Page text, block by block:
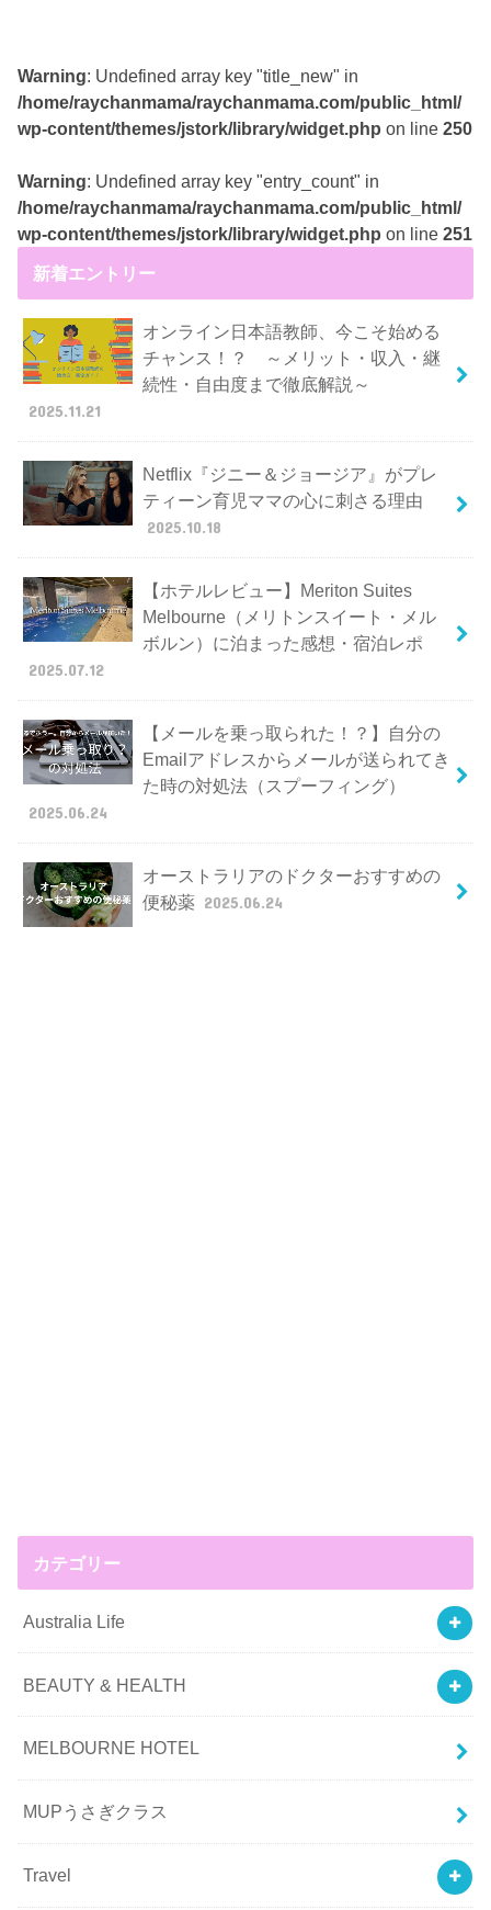
Warning: Undefined array key "title_new" in
/home/raychanmama/raychanmama.com/public_html/
wp-content/themes/jstork/library/widget.php on line250
Warning: Undefined array key "entry_count" in
/home/raychanmama/raychanmama.com/public_html/
wp-content/themes/jstork/library/widget.php on line251
新着エントリー
オンライン日本語教師、今こそ始める
チャンス！？ ～メリット・収入・継
続性・自由度まで徹底解説～
2025.11.21
Netflix『ジニー＆ジョージア』がプレ
ティーン育児ママの心に刺さる理由
2025.10.18
【ホテルレビュー】Meriton Suites
Melbourne（メリトンスイート・メル
ボルン）に泊まった感想・宿泊レポ
2025.07.12
【メールを乗っ取られた！？】自分の
Emailアドレスからメールが送られてき
た時の対処法（スプーフィング）
2025.06.24
オーストラリアのドクターおすすめの
便秘薬 2025.06.24
カテゴリー
Australia Life
BEAUTY & HEALTH
MELBOURNE HOTEL
MUPうさぎクラス
Travel